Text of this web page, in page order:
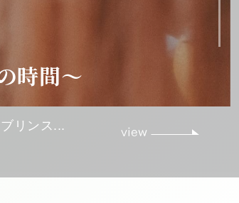
使用
リック等